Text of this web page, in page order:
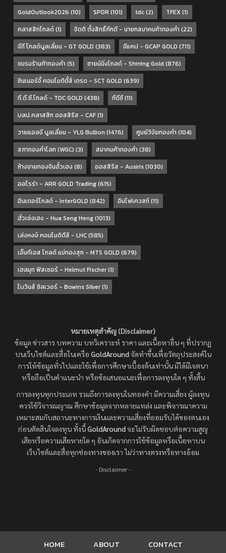
GoldOutlook2026 (10) SPDR (101) tdc(2) TFEX(1)
คลาสสิกโกลด์(1) จิตติ ตั้งสิทธิ์ภักดี - นายกสมาคมค้าทองคำ (22)
จีที โกลด์บูลเลี่ยน - GT GOLD (383) จีแคป - GCAP GOLD (711)
ชมรมร้านค้าทองคำ (5) ชายน์นิ่งโกลด์ - Shining Gold (876)
ซินเนอร์จี้ คอมโมดิตี้ส์ เทรด - SCT GOLD (639)
ที.ดี.ซี.โกลด์ - TDC GOLD (438) ทีดีซี(11)
บลป.คลาสสิก ออสสิริส - CAF(1)
วายแอลจี บูลเลี่ยน - YLG Bullion (1476) ศูนย์วิจัยทองคำ (104)
สภาทองคำโลก (WGC) (3) สมาคมค้าทองคำ (38)
ห้างขายทองจินฮั้วเฮง (8) ออสสิริส - Ausiris(1030)
ออโรร่า - ARR GOLD Trading(615)
อินเตอร์โกลด์ - InterGOLD (842) อินโฟเควสท์(11)
ฮั่วเซ่งเฮง - Hua Seng Heng(1013)
เล่งหงษ์ คอมโมดิตีส์ - LHC(585)
เอ็มทีเอส โกลด์ แม่ทองสุก - MTS GOLD (679)
เฮลมุท ฟิสเชอร์ - Helmut Fischer(1)
โบวินส์ ซิลเวอร์ - Bowins Silver(1)
หมายเหตุสำคัญ (Disclaimer)
ข้อมูล ข่าวสาร บทความ บทวิเคราะห์ ราคา และเนื้อหาอื่น ๆ ที่ปรากฏ
บนเว็บไซต์และสื่อในเครือ GoldAroundจัดทำขึ้นเพื่อวัตถุประสงค์ใน
การให้ข้อมูลทั่วไปและใช้เพื่อการศึกษาเบื้องต้นเท่านั้น มิได้มีเจตนา
หรือถือเป็นคำแนะนำ หรือข้อเสนอแนะเพื่อการลงทุนใด ๆ ทั้งสิ้น
การลงทุนทุกประเภท รวมถึงการลงทุนในทองคำ มีความเสี่ยง ผู้ลงทุน
ควรใช้วิจารณญาณ ศึกษาข้อมูลจากหลายแหล่ง และพิจารณาความ
เหมาะสมกับสถานะทางการเงินและความเสี่ยงที่ยอมรับได้ของตนเอง
ก่อนตัดสินใจลงทุน ทั้งนี้GoldAround จะไม่รับผิดชอบต่อความสูญ
เสียหรือความเสียหายใด ๆ อันเกิดจากการใช้ข้อมูลหรือเนื้อหาบน
เว็บไซต์และสื่อทุกช่องทางของเรา ไม่ว่าทางตรงหรือทางอ้อม
- Disclaimer -
HOME ABOUT CONTACT